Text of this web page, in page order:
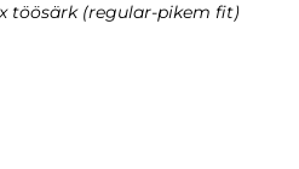
töösärk (regular-pikem fit)